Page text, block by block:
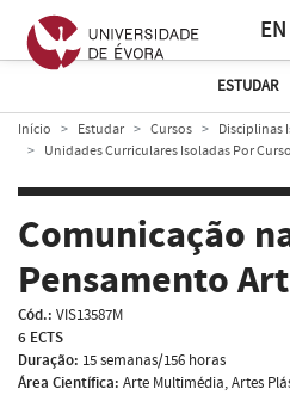
EN
ESTUDAR
Início Estudar Cursos
Disciplinas
Unidades Curriculares Isoladas Por Curso
Comunicação
Pensamento
Cód.: VIS13587M
6 ECTS
Duração: 15 semanas/156 horas
Área Científica: Arte Multimédia, Artes